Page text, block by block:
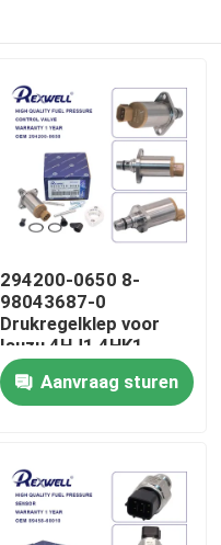
294200-0650 8-
98043687-0
Drukregelklep voor
Isuzu 4HJ1 4HK1
6HK1
Aanvraag sturen